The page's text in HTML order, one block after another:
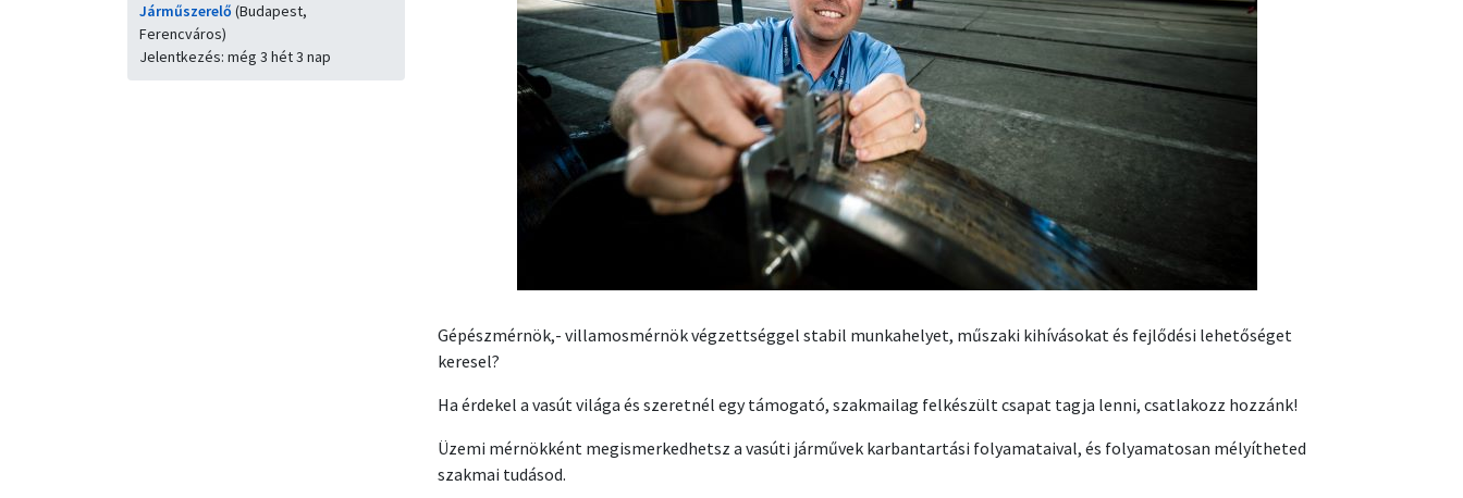
Járműszerelő (Budapest,
Ferencváros)
Jelentkezés: még 3 hét 3 nap
Gépészmérnök,- villamosmérnök végzettséggel stabil munkahelyet, műszaki kihívásokat és fejlődési lehetőséget
keresel?
Ha érdekel a vasút világa és szeretnél egy támogató, szakmailag felkészült csapat tagja lenni, csatlakozz hozzánk!
Üzemi mérnökként megismerkedhetsz a vasúti járművek karbantartási folyamataival, és folyamatosan mélyítheted
szakmai tudásod.